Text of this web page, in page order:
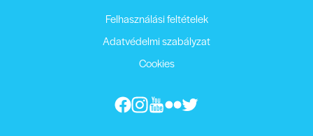
Felhasználási feltételek
Adatvédelmi szabályzat
Cookies